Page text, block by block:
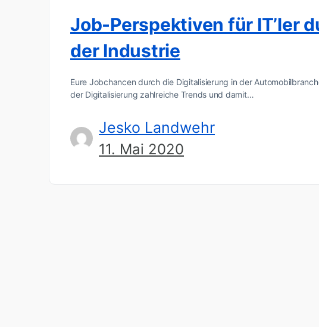
Job-Perspektiven für IT’ler
der Industrie
Eure Jobchancen durch die Digitalisierung in der
der Digitalisierung zahlreiche Trends und damit…
Jesko Landwehr
11. Mai 2020